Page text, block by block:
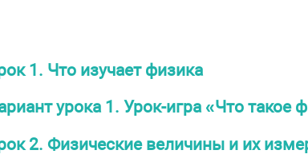
1. Что изучает физика
урока 1. Урок-игра «Что такое
2. Физические величины и их